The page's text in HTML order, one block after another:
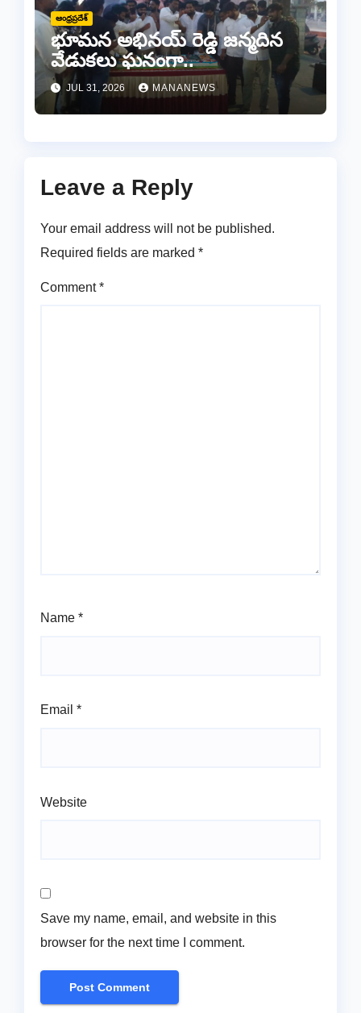
ఆంధ్రప్రదేశ్
భూమన అభినయ్ రెడ్డి జన్మదిన
వేడుకలు ఘనంగా..
JUL 31, 2026 MANANEWS
Leave a Reply
Your email address will not be published.
Required fields are marked *
Comment*
Name *
Email *
Website
Save my name, email, and website in this
browser for the next time I comment.